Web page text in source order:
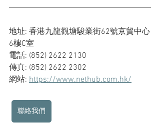
地址: 香港九龍觀塘駿業街62號京貿中心
6樓C室
電話: (852) 2622 2130
傳真: (852) 2622 2302
網站: https://www.nethub.com.hk/
聯絡我們